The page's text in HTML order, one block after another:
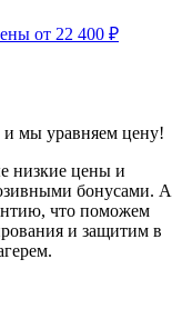
от 22 400 ₽
мы уравняем цену!
низкие цены и
бонусами. А
что поможем
и защитим в